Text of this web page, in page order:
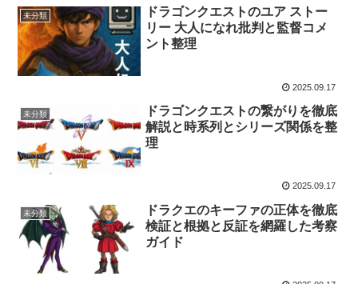
未分類
ドラゴンクエストのユア ストー
リー 大人になれ批判と監督コメ
ント整理
2025.09.17
未分類
ドラゴンクエストの繋がりを徹底
解説と時系列とシリーズ関係を整
理
2025.09.17
未分類
ドラクエのキーファの正体を徹底
検証と根拠と反証を網羅した考察
ガイド